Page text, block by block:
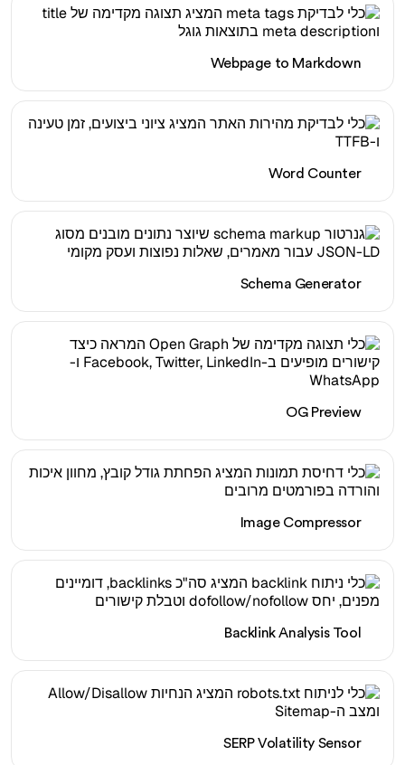
Webpage to Markdown
Word Counter
Schema Generator
OG Preview
Image Compressor
Backlink Analysis Tool
SERP Volatility Sensor